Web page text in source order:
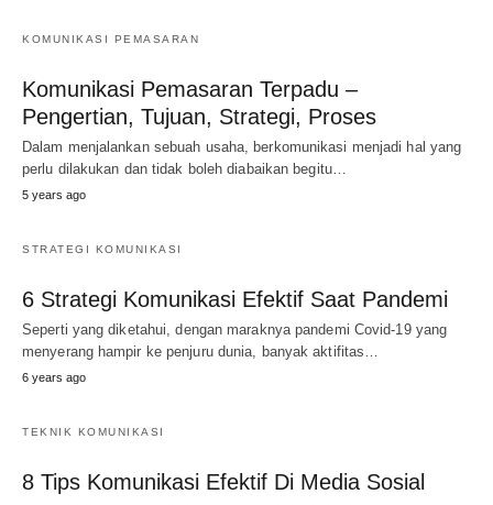
KOMUNIKASI PEMASARAN
Komunikasi Pemasaran Terpadu –
Pengertian, Tujuan, Strategi, Proses
Dalam menjalankan sebuah usaha, berkomunikasi menjadi hal yang
perlu dilakukan dan tidak boleh diabaikan begitu…
5 years ago
STRATEGI KOMUNIKASI
6 Strategi Komunikasi Efektif Saat Pandemi
Seperti yang diketahui, dengan maraknya pandemi Covid-19 yang
menyerang hampir ke penjuru dunia, banyak aktifitas…
6 years ago
TEKNIK KOMUNIKASI
8 Tips Komunikasi Efektif Di Media Sosial